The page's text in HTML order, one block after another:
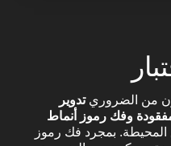
من الضروري تدوير
وفك رموز أنماط
بمجرد فك رموز